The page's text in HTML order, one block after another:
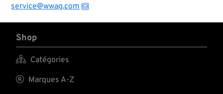
service@wwag.com
Shop
 Catégories
 Marques A-Z